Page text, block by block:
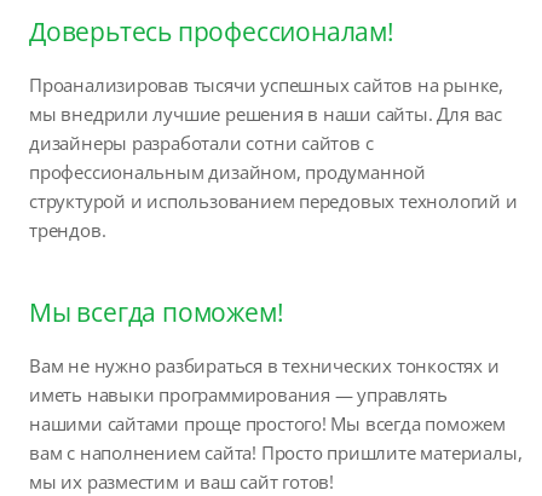
Доверьтесь профессионалам!
Проанализировав тысячи успешных сайтов на рынке,
мы внедрили лучшие решения в наши сайты. Для вас
дизайнеры разработали сотни сайтов с
профессиональным дизайном, продуманной
структурой и использованием передовых технологий и
трендов.
Мы всегда поможем!
Вам не нужно разбираться в технических тонкостях и
иметь навыки программирования — управлять
нашими сайтами проще простого! Мы всегда поможем
вам с наполнением сайта! Просто пришлите материалы,
мы их разместим и ваш сайт готов!